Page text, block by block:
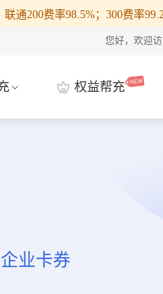
通200费率98.5%；300费率
您好，欢迎访
权益帮充
业卡券